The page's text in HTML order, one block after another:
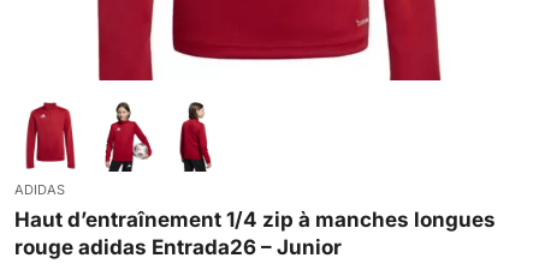
Créer une boutique club
Boutiques clubs
ADIDAS
Haut d’entraînement 1/4 zip à manches longues
rouge adidas Entrada26 – Junior